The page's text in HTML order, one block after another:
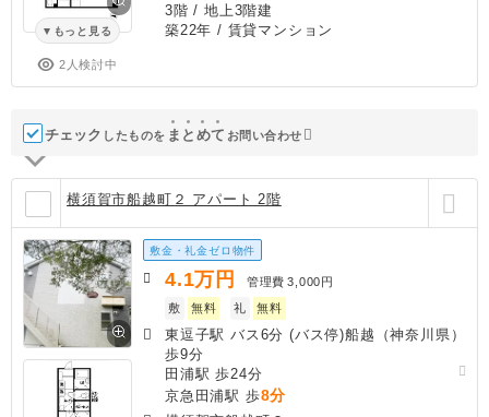
もっと見る
2人検討中
3階 / 地上3階建
築22年 / 賃貸マンション
チェック したものを ま と めて お問い合わせ
横須賀市船越町２ アパート 2階
敷金・礼金ゼロ物件
4.1万円 管理費 3,000円
敷
無料 礼 無料
東逗子駅 バス6分 (バス停)船越（神奈川県）
歩9分
田浦駅 歩24分
京急田浦駅 歩8分